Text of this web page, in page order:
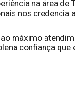
na área de
nos credencia
máximo
confiança que